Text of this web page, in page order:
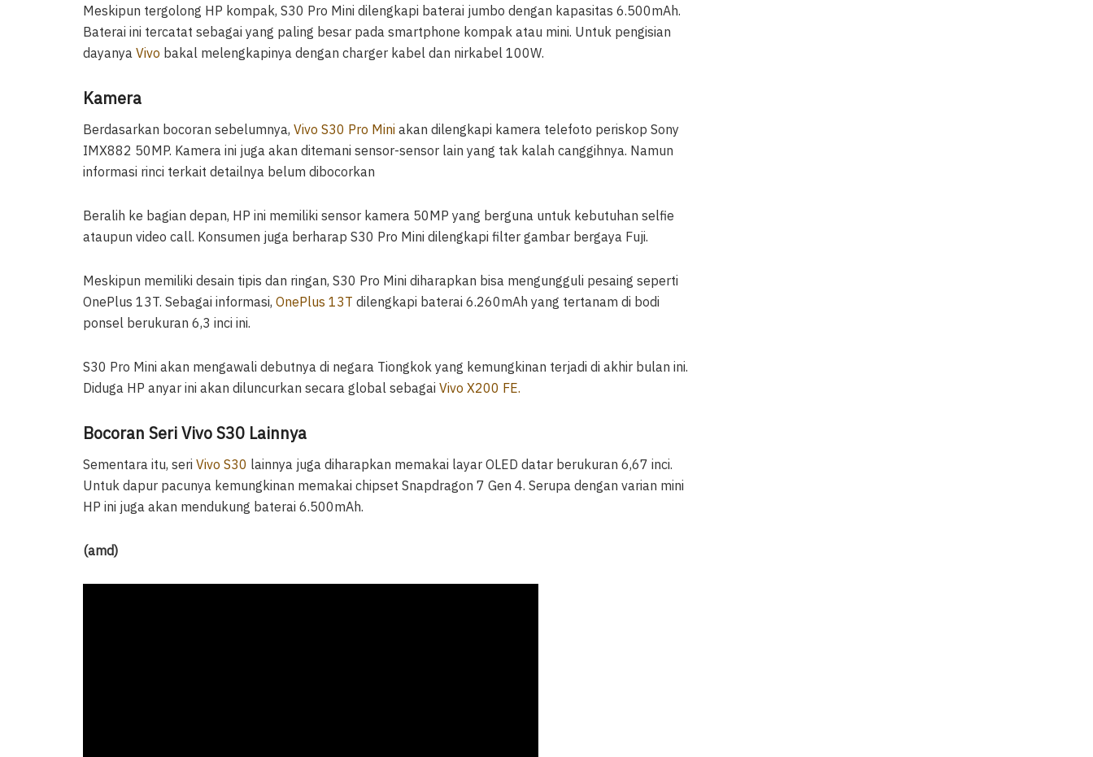
Meskipun tergolong HP kompak, S30 Pro Mini dilengkapi baterai jumbo dengan kapasitas 6.500mAh.
Baterai ini tercatat sebagai yang paling besar pada smartphone kompak atau mini. Untuk pengisian
dayanya Vivo bakal melengkapinya dengan charger kabel dan nirkabel 100W.
Kamera
Berdasarkan bocoran sebelumnya, Vivo S30 Pro Mini akan dilengkapi kamera telefoto periskop Sony
IMX882 50MP. Kamera ini juga akan ditemani sensor-sensor lain yang tak kalah canggihnya. Namun
informasi rinci terkait detailnya belum dibocorkan
Beralih ke bagian depan, HP ini memiliki sensor kamera 50MP yang berguna untuk kebutuhan selfie
ataupun video call. Konsumen juga berharap S30 Pro Mini dilengkapi filter gambar bergaya Fuji.
Meskipun memiliki desain tipis dan ringan, S30 Pro Mini diharapkan bisa mengungguli pesaing seperti
OnePlus 13T. Sebagai informasi, OnePlus 13T dilengkapi baterai 6.260mAh yang tertanam di bodi
ponsel berukuran 6,3 inci ini.
S30 Pro Mini akan mengawali debutnya di negara Tiongkok yang kemungkinan terjadi di akhir bulan ini.
Diduga HP anyar ini akan diluncurkan secara global sebagai Vivo X200 FE.
Bocoran Seri Vivo S30 Lainnya
Sementara itu, seri Vivo S30 lainnya juga diharapkan memakai layar OLED datar berukuran 6,67 inci.
Untuk dapur pacunya kemungkinan memakai chipset Snapdragon 7 Gen 4. Serupa dengan varian mini
HP ini juga akan mendukung baterai 6.500mAh.
(amd)